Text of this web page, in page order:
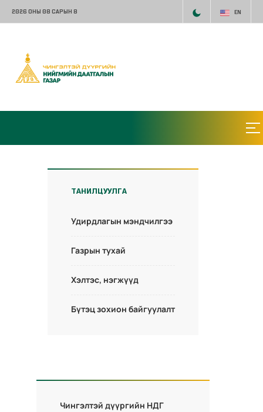
2026 ОНЫ 08 САРЫН 8 EN
ТАНИЛЦУУЛГА
Удирдлагын мэндчилгээ
Газрын тухай
Хэлтэс, нэгжүүд
Бүтэц зохион байгуулалт
Чингэлтэй дүүргийн НДГ